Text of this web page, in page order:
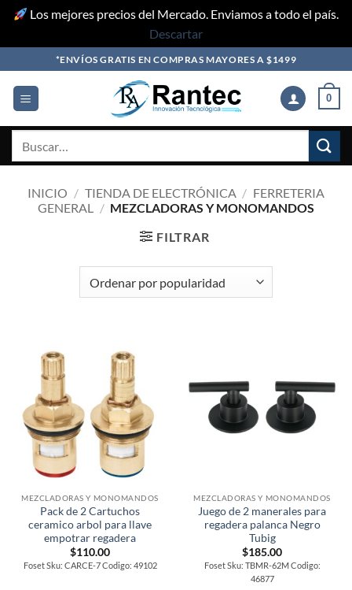
Los mejores precios del Mercado. Enviamos a todo el país.
Descartar
to
content
*ENVÍOS GRATIS EN COMPRAS MAYORES A $1499
0
INICIO / TIENDA DE ELECTRÓNICA / FERRETERIA
GENERAL / MEZCLADORAS Y MONOMANDOS
FILTRAR
MEZCLADORAS Y MONOMANDOS
Pack de 2 Cartuchos
ceramico arbol para llave
empotrar regadera
$110.00
Foset Sku: CARCE-7 Codigo: 49102
MEZCLADORAS Y MONOMANDOS
Juego de 2 manerales para
regadera palanca Negro
Tubig
$185.00
Foset Sku: TBMR-62M Codigo:
46877